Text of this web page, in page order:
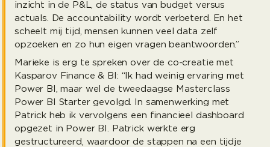
inzicht in de P&L, de status van budget versus
actuals. De accountability wordt verbeterd. En het
scheelt mij tijd, mensen kunnen veel data zelf
opzoeken en zo hun eigen vragen beantwoorden.”
Marieke is erg te spreken over de co-creatie met
Kasparov Finance & BI: “Ik had weinig ervaring met
Power BI, maar wel de tweedaagse Masterclass
Power BI Starter gevolgd. In samenwerking met
Patrick heb ik vervolgens een financieel dashboard
opgezet in Power BI. Patrick werkte erg
gestructureerd, waardoor de stappen na een tijdje